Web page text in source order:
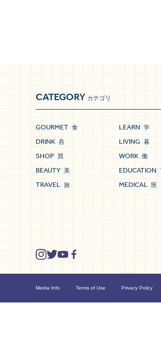
CATEGORY カテゴリ
GOURMET 食
DRINK 呑
SHOP 買
BEAUTY 美
TRAVEL 旅
LEARN 学
LIVING 暮
WORK 働
EDUCATION
MEDICAL 医
Media Info Terms of Use Privacy Policy